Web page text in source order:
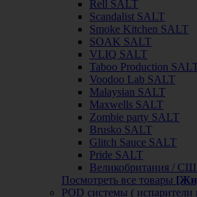
Rell SALT
Scandalist SALT
Smoke Kitchen SALT
SOAK SALT
VLIQ SALT
Taboo Production
Voodoo Lab SALT
Malaysian SALT
Maxwells SALT
Zombie party SALT
Brusko SALT
Glitch Sauce SALT
Pride SALT
Великобритания /
Посмотреть все товары
POD системы (